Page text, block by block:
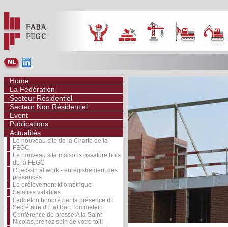
Home
La Fédération
Secteur Résidentiel
Secteur Non Résidentiel
Event
Publications
Actualités
Le nouveau site de la Charte de la
FEGC
Le nouveau site maisons ossature bois
de la FEGC
Check-in at work - enregistrement des
présences
Le prélèvement kilométrique
Salaires valables
Fedbeton honoré par la présence du
Secrétaire d'Etat Bart Tommelein
Conférence de presse:A la Saint-
Nicolas,prenez soin de votre toit!